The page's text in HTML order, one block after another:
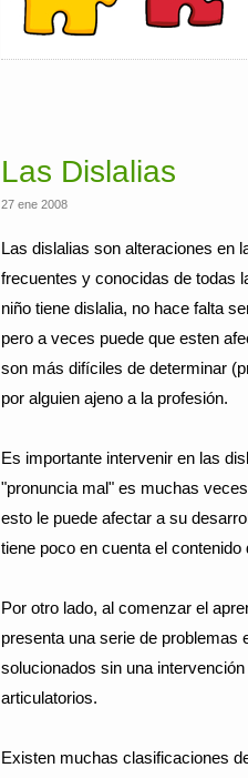
Las Dislalias
27 ene 2008
Las dislalias son alteraciones en
frecuentes y conocidas de todas
niño tiene dislalia, no hace falta
pero a veces puede que esten
son más difíciles de determinar
por alguien ajeno a la profesión.
Es importante intervenir en las
"pronuncia mal" es muchas
esto le puede afectar a su
tiene poco en cuenta el
Por otro lado, al comenzar el
presenta una serie de problemas
solucionados sin una
articulatorios.
Existen muchas clasificaciones